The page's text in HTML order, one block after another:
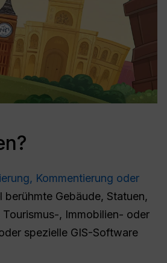
Kommentierung oder
berühmte Gebäude, Statuen,
, Immobilien- oder
spezielle GIS-Software